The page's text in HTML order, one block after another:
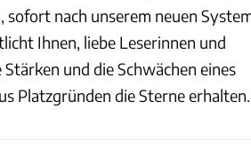
nach unserem neuen
Ihnen, liebe Leserinnen und
und die Schwächen eines
Platzgründen die Sterne erhalten.